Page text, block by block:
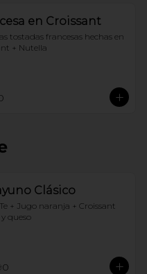
en Croissant
tostadas francesas hechas en
+ Nutella
Clásico
+ Jugo naranja + Croissant
queso